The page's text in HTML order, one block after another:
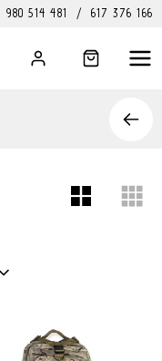
980 514 481 / 617 376 166